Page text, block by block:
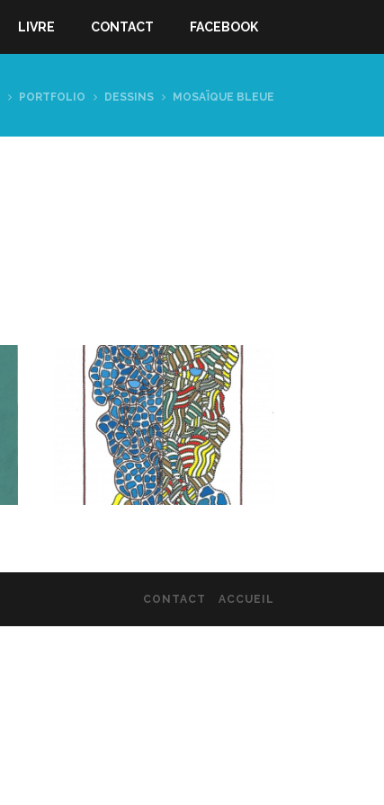
LIVRE CONTACT FACEBOOK
PORTFOLIO DESSINS MOSAÏQUE BLEUE
CONTACT ACCUEIL